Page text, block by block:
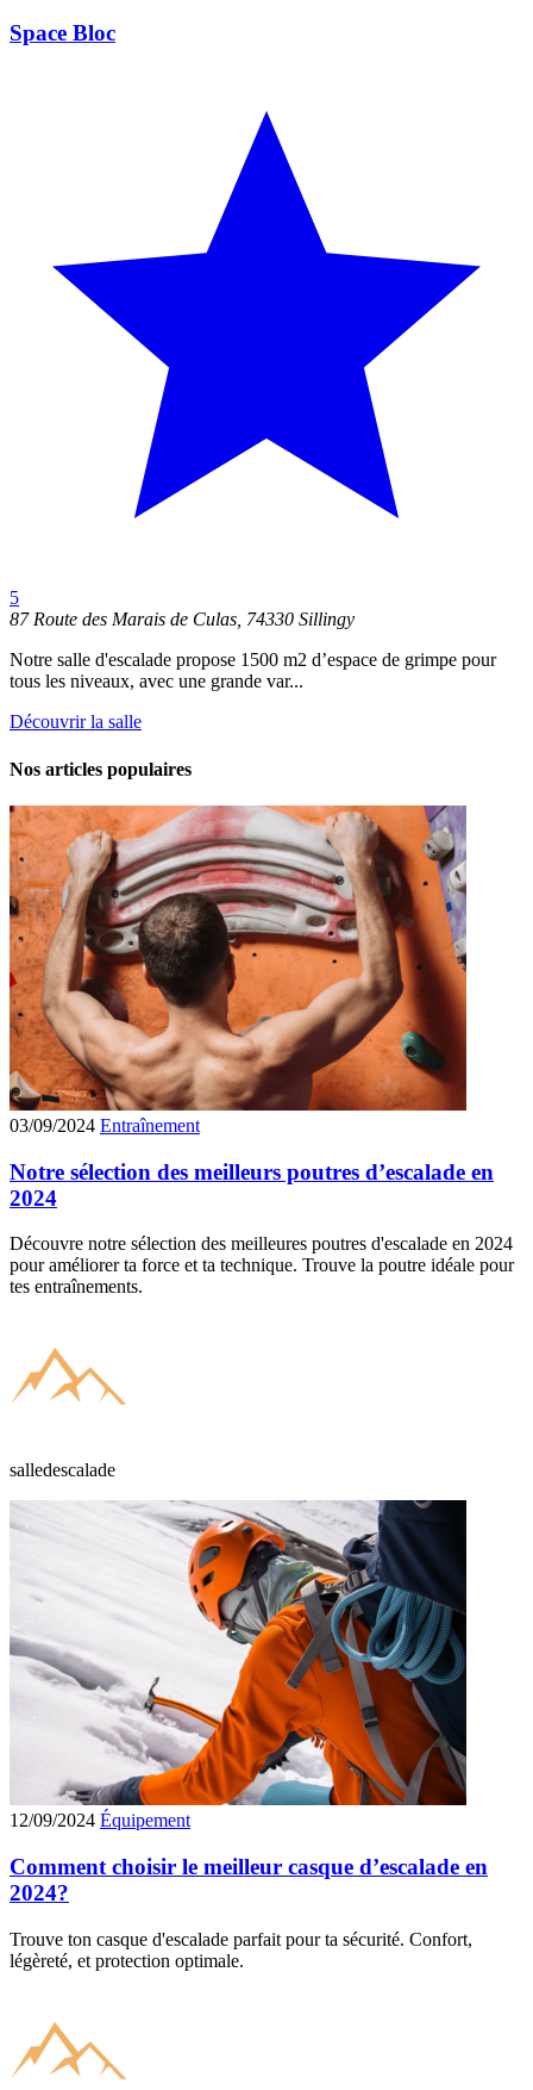
Space Bloc
5
87 Route des Marais de Culas, 74330 Sillingy
Notre salle d'escalade propose 1500 m2 d’espace de grimpe pour
tous les niveaux, avec une grande var...
Découvrir la salle
Nos articles populaires
03/09/2024 Entraînement
Notre sélection des meilleurs poutres d’escalade en
2024
Découvre notre sélection des meilleures poutres d'escalade en 2024
pour améliorer ta force et ta technique. Trouve la poutre idéale pour
tes entraînements.
salledescalade
12/09/2024 Équipement
Comment choisir le meilleur casque d’escalade en
2024?
Trouve ton casque d'escalade parfait pour ta sécurité. Confort,
légèreté, et protection optimale.